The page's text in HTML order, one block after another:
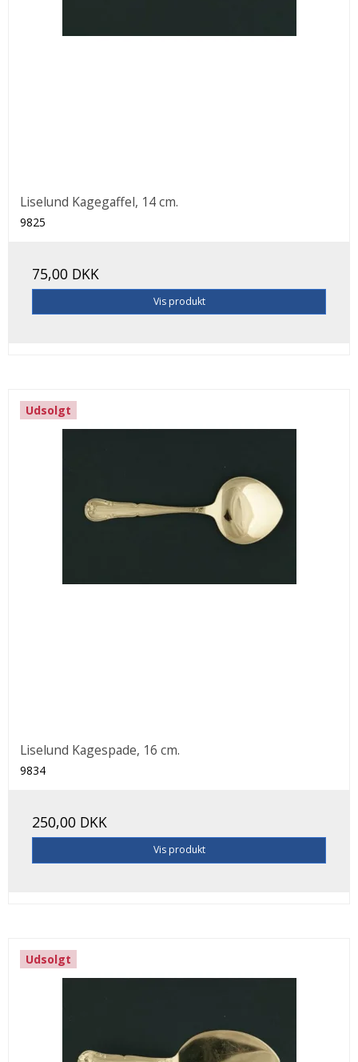
Liselund Kagegaffel, 14 cm.
9825
75,00 DKK
Vis produkt
Udsolgt
Liselund Kagespade, 16 cm.
9834
250,00 DKK
Vis produkt
Udsolgt